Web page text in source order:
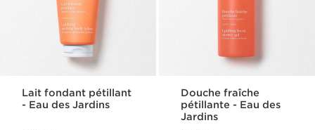
Lait fondant pétillant
- Eau des Jardins
Douche fraîche
pétillante - Eau des
Jardins